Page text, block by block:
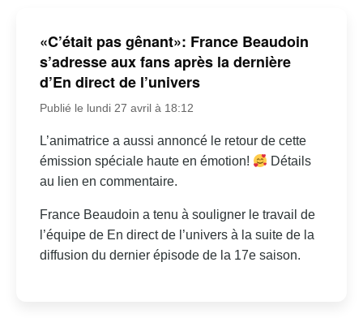
«C’était pas gênant»: France Beaudoin
s’adresse aux fans après la dernière
d’En direct de l’univers
Publié le lundi 27 avril à 18:12
L’animatrice a aussi annoncé le retour de cette
émission spéciale haute en émotion!
Détails
au lien en commentaire.
France Beaudoin a tenu à souligner le travail de
l’équipe de En direct de l’univers à la suite de la
diffusion du dernier épisode de la 17e saison.